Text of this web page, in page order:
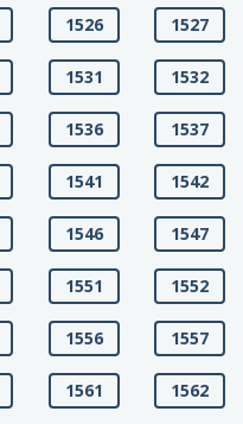
1526 1527
1531 1532
1536 1537
1541 1542
1546 1547
1551 1552
1556 1557
1561 1562